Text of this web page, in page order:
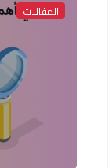
المقالات